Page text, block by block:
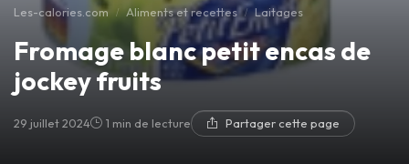
Les-calories.com Aliments et recettes Laitages
Fromage blanc petit encas de
jockey fruits
29 juillet 2024 1 min de lecture Partager cette page